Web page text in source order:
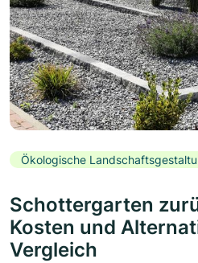
Ökologische
Schottergarten
Kosten und
Vergleich